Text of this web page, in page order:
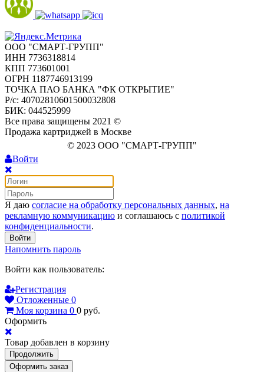
ООО "СМАРТ-ГРУПП"
ИНН 7736318814
КПП 773601001
ОГРН 1187746913199
ТОЧКА ПАО БАНКА "ФК ОТКРЫТИЕ"
Р/с: 40702810601500032808
БИК: 044525999
Все права защищены 2021 ©
Продажа картриджей в Москве
© 2023 ООО "СМАРТ-ГРУПП"
Войти
Я даю согласие на обработку персональных данных, на
рекламную коммуникацию и соглашаюсь с политикой
конфиденциальности.
Войти
Напомнить пароль
Войти как пользователь:
Регистрация
Отложенные 0
Моя корзина 0 0 руб.
Оформить
Товар добавлен в корзину
Продолжить
Оформить заказ